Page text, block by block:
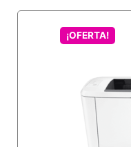
¡OFERTA!